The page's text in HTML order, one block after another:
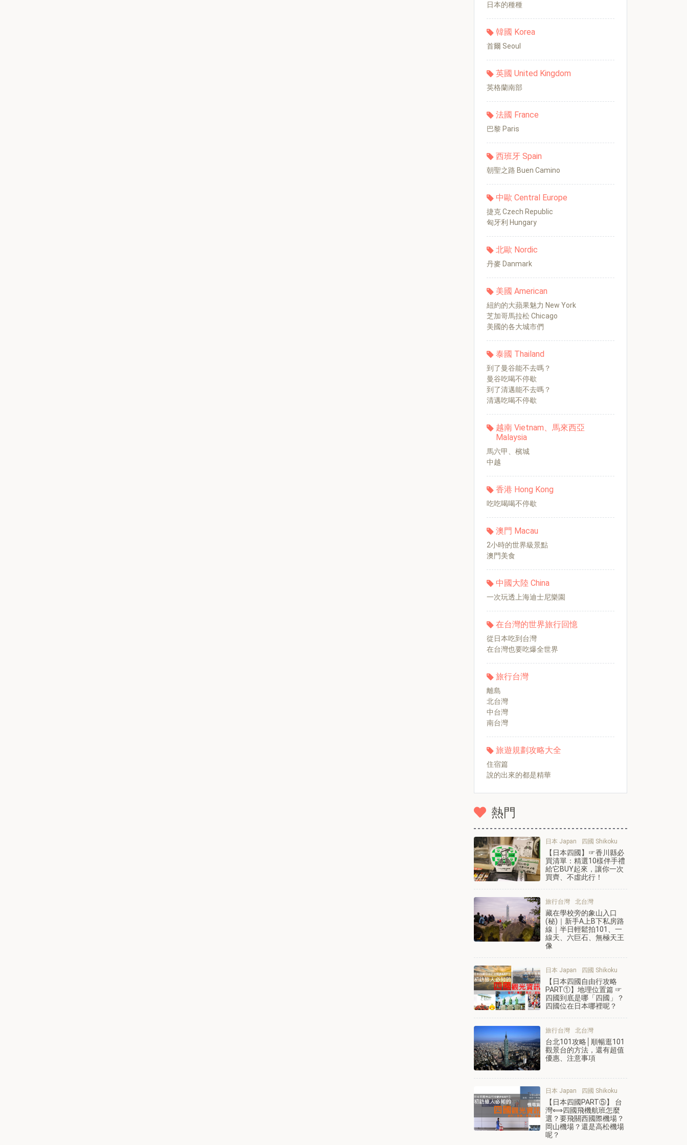
日本的種種
韓國 Korea
首爾 Seoul
英國 United Kingdom
英格蘭南部
法國 France
巴黎 Paris
西班牙 Spain
朝聖之路 Buen Camino
中歐 Central Europe
捷克 Czech Republic
匈牙利 Hungary
北歐 Nordic
丹麥 Danmark
美國 American
紐約的大蘋果魅力 New York
芝加哥馬拉松 Chicago
美國的各大城市們
泰國 Thailand
到了曼谷能不去嗎？
曼谷吃喝不停歇
到了清邁能不去嗎？
清邁吃喝不停歇
越南 Vietnam、馬來西亞
Malaysia
馬六甲、檳城
中越
香港 Hong Kong
吃吃喝喝不停歇
澳門 Macau
2小時的世界級景點
澳門美食
中國大陸 China
一次玩透上海迪士尼樂園
在台灣的世界旅行回憶
從日本吃到台灣
在台灣也要吃爆全世界
旅行台灣
離島
北台灣
中台灣
南台灣
旅遊規劃攻略大全
住宿篇
說的出來的都是精華
熱門
日本 Japan 四國 Shikoku
【日本四國】☞香川縣必
買清單：精選10樣伴手禮
給它BUY起來，讓你一次
買齊、不虛此行！
旅行台灣 北台灣
藏在學校旁的象山入口
(秘)｜新手A上B下私房路
線｜半日輕鬆拍101、一
線天、六巨石、無極天王
像
日本 Japan 四國 Shikoku
【日本四國自由行攻略
PART①】地理位置篇 ☞
四國到底是哪「四國」？
四國位在日本哪裡呢？
旅行台灣 北台灣
台北101攻略│順暢逛101
觀景台的方法，還有超值
優惠、注意事項
日本 Japan 四國 Shikoku
【日本四國PART⑤】 台
灣⟺四國飛機航班怎麼
選？要飛關西國際機場？
岡山機場？還是高松機場
呢？